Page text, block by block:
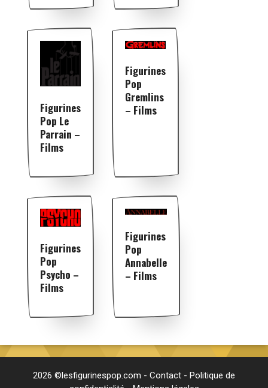
Figurines
Pop Le
Parrain –
Films
Figurines
Pop
Gremlins
– Films
Figurines
Pop
Psycho –
Films
Figurines
Pop
Annabelle
– Films
2026 ©lesfigurinespop.com - Contact - Politique de